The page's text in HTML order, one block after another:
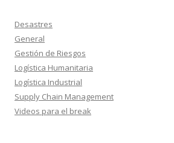
Desastres
General
Gestión de Riesgos
Logística Humanitaria
Logística Industrial
Supply Chain Management
Videos para el break